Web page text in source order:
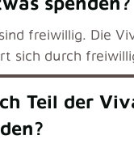
freiwillig. Die
sich durch
Teil der